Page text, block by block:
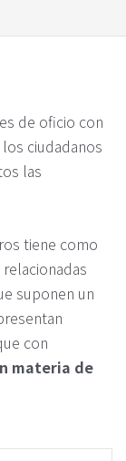
de oficio con
ciudadanos
las
tiene como
suponen un
con
materia de